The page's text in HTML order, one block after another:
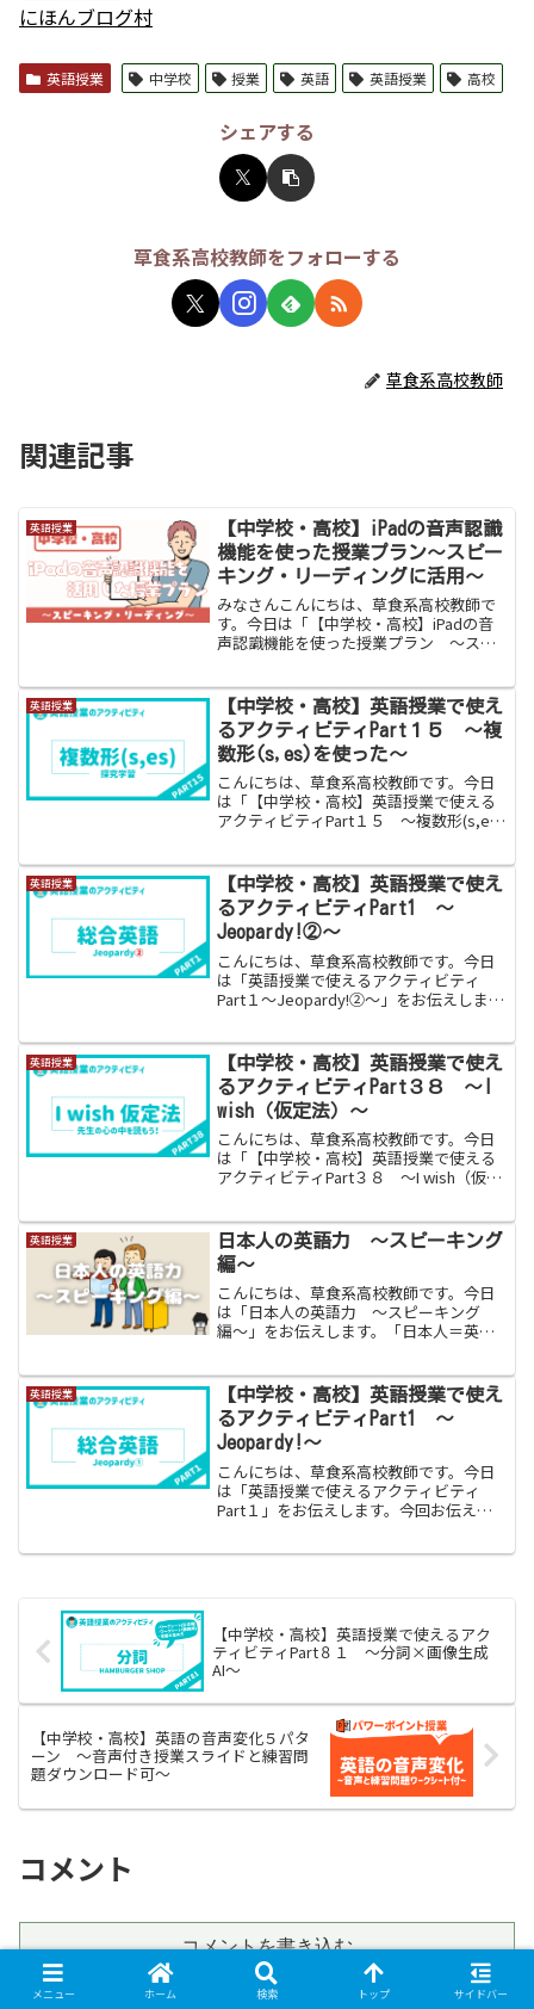
にほんブログ村
英語授業 中学校 授業 英語 英語授業 高校
シェアする
草食系高校教師をフォローする
草食系高校教師
関連記事
英語授業
【中学校・高校】iPadの音声認識
機能を使った授業プラン〜スピー
キング・リーディングに活用〜
みなさんこんにちは、草食系高校教師で
す。今日は「【中学校・高校】iPadの音
声認識機能を使った授業プラン 〜スピ
導入で授業の可能性が無限大になりまし
た。使わなければ超高...
英語授業
【中学校・高校】英語授業で使え
るアクティビティPart１５ 〜複
数形(s,es)を使った〜
こんにちは、草食系高校教師です。今日
は「【中学校・高校】英語授業で使える
アクティビティPart１５ 〜複数形(s,es)
す。同様に、教える側も法則を教えれば
簡単です。しか...
英語授業
【中学校・高校】英語授業で使え
るアクティビティPart1 〜
Jeopardy!②〜
こんにちは、草食系高校教師です。今日
は「英語授業で使えるアクティビティ
Part１〜Jeopardy!②〜」をお伝えしま
アクティビティは、アメリカのテレビ番
組にも...
英語授業
【中学校・高校】英語授業で使え
るアクティビティPart３８ 〜I
wish（仮定法）〜
こんにちは、草食系高校教師です。今日
は「【中学校・高校】英語授業で使える
アクティビティPart３８ 〜I wish（仮定
ラムでは、中学校３年生で仮定法が導入
されました。...
英語授業
日本人の英語力 〜スピーキング
編〜
こんにちは、草食系高校教師です。今日
は「日本人の英語力 〜スピーキング
編〜」をお伝えします。「日本人＝英語
本人の英語力、特にスピーキング能力は
世界的に見てかなり低い水準...
英語授業
【中学校・高校】英語授業で使え
るアクティビティPart1 〜
Jeopardy!〜
こんにちは、草食系高校教師です。今日
は「英語授業で使えるアクティビティ
Part１」をお伝えします。今回お伝えす
【中学校・高校】英語授業で使えるアク
ティビティPart８１ 〜分詞×画像生成
AI〜
【中学校・高校】英語の音声変化５パタ
ーン 〜音声付き授業スライドと練習問
題ダウンロード可〜
コメント
コメントを書き込む
メニュー ホーム 検索 トップ サイドバー